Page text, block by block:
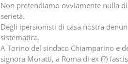
Non pretendiamo ovviamente nulla
serietà.
Degli ipersionisti di casa nostra
sistematica.
A Torino del sindaco Chiamparino e
signora Moratti, a Roma di ex (?)